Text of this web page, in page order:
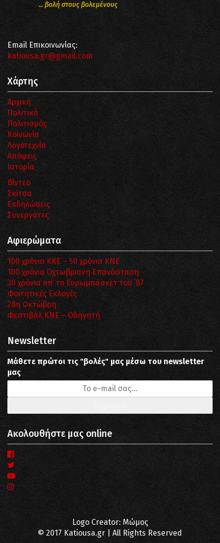
... βολή στους βολεμένους
Email Επικοινωνίας:
katiousa.gr@gmail.com
Χάρτης
Αρχική
Πολιτικά
Πολιτισμός
Κοινωνία
Λογοτεχνία
Απόψεις
Ιστορία
Βίντεο
Σκίτσα
Εκδηλώσεις
Συνεργάτες
Αφιερώματα
100 χρόνια ΚΚΕ – 50 χρόνια ΚΝΕ
100 χρόνια Οχτωβριανή Επανάσταση
30 χρόνια απ’ το Ευρωμπάσκετ του ΄87
Φοιτητικές Εκλογές
28η Οκτώβρη
Φεστιβάλ ΚΝΕ – Οδηγητή
Newsletter
Μάθετε πρώτοι τις "βολές" μας μέσω του newsletter
μας
Ακολουθήστε μας online
Logo Creator: Μώμος
© 2017 Katiousa.gr | All Rights Reserved